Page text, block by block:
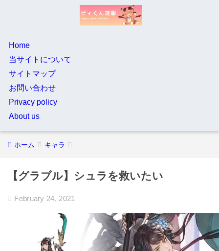
Home
当サイトについて
サイトマップ
お問い合わせ
Privacy policy
About us
ホーム キャラ
【グラブル】シュラを救いたい
February 24, 2021